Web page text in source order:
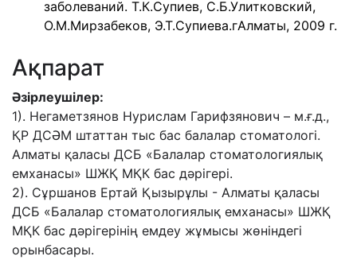
заболеваний. Т.К.Супиев, С.Б.Улитковский,
О.М.Мирзабеков, Э.Т.Супиева.гАлматы, 2009 г.
Ақпарат
Әзірлеушілер:
1). Негаметзянов Нурислам Гарифзянович – м.ғ.д.,
ҚР ДСӘМ штаттан тыс бас балалар стоматологі.
Алматы қаласы ДСБ «Балалар стоматологиялық
емханасы» ШЖҚ МҚК бас дәрігері.
2). Сұршанов Ертай Қызырұлы - Алматы қаласы
ДСБ «Балалар стоматологиялық емханасы» ШЖҚ
МҚК бас дәрігерінің емдеу жұмысы жөніндегі
орынбасары.